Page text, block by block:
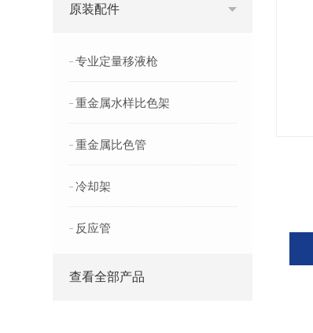
原装配件
专业定量移液枪
重金属水样比色架
重金属比色管
冷却架
反应管
查看全部产品